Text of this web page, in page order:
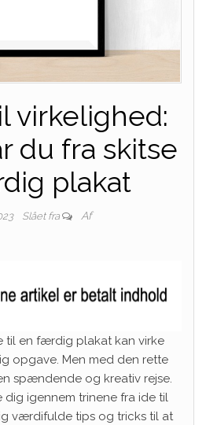
virkelighed:
du fra skitse
plakat
Slået fra Af
til en færdig plakat kan virke
opgave. Men med den rette
spændende og kreativ rejse.
dig igennem trinene fra ide til
værdifulde tips og tricks til at